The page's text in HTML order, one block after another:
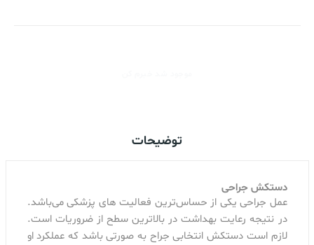
توضیحات
دستکش جراحی
عمل جراحی یکی از حساس‌ترین فعالیت های پزشکی می‌باشد.
در نتیجه رعایت بهداشت در بالاترین سطح از ضروریات است.
لازم است دستکش انتخابی جراح به‌ صورتی باشد که عملکرد او